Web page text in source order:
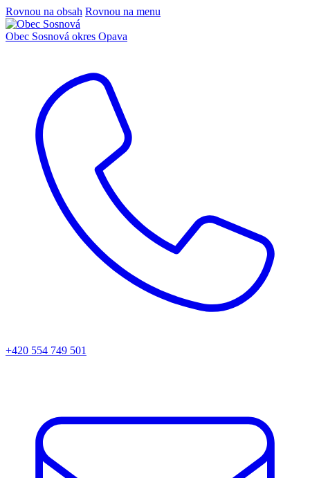
Rovnou na obsah Rovnou na menu
Obec Sosnová okres Opava
+420 554 749 501